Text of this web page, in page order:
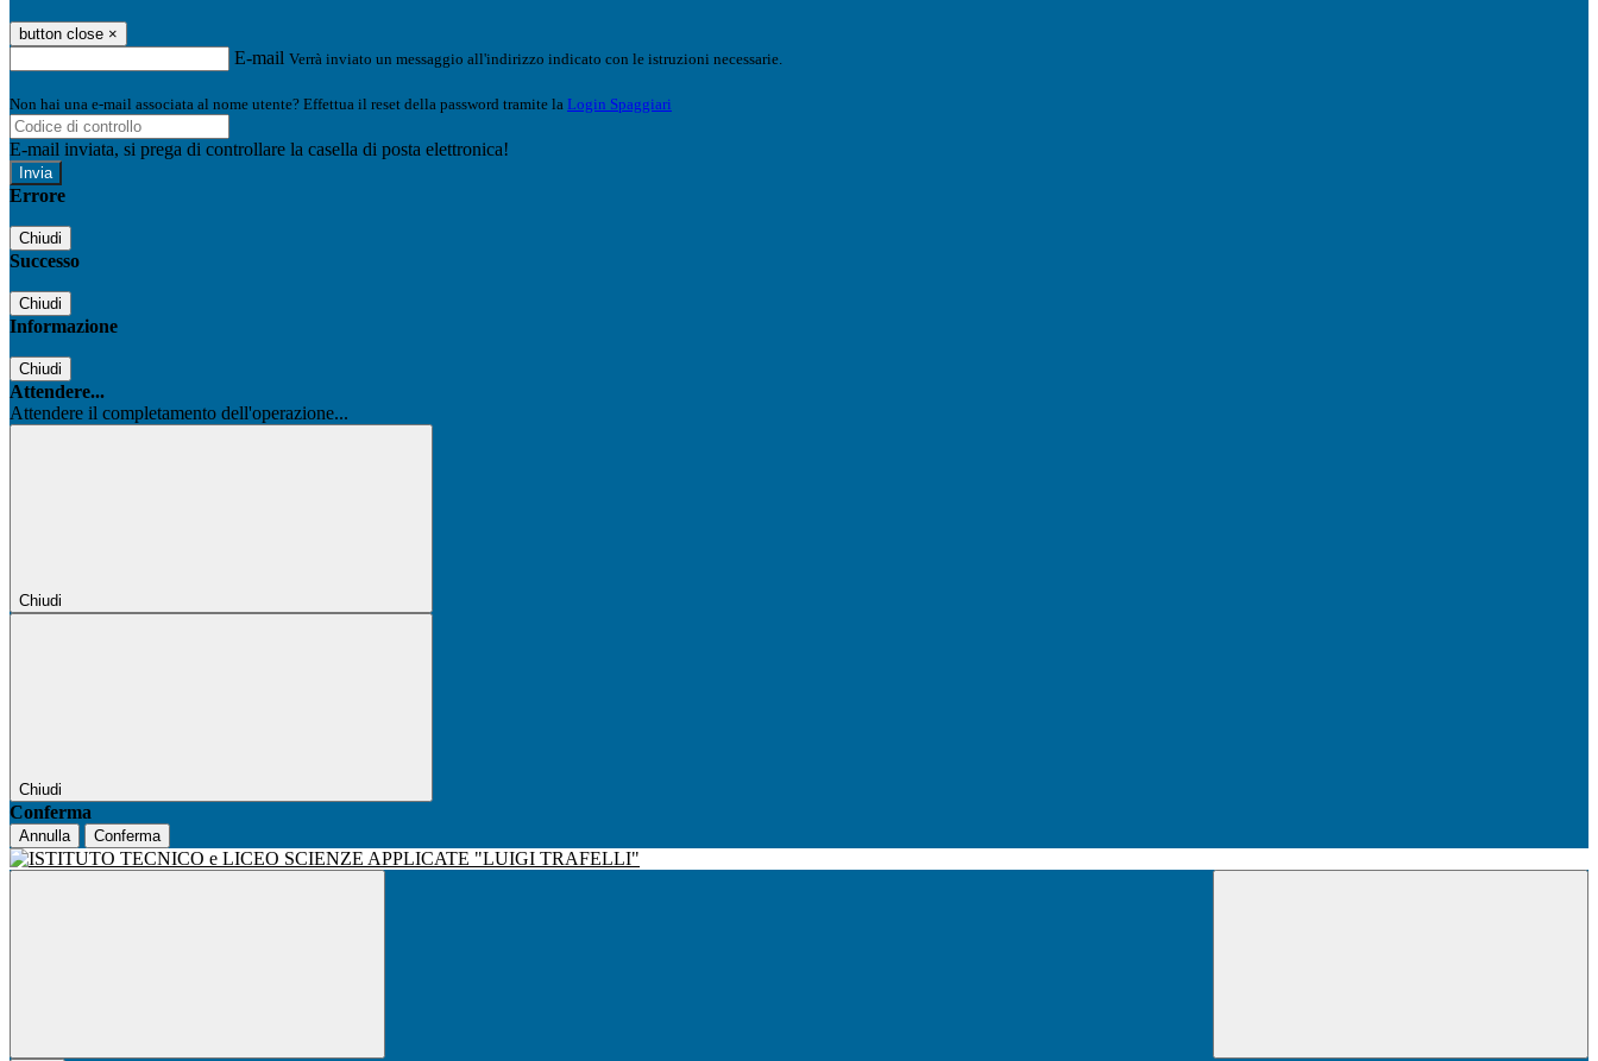
button close ×
E-mail Verrà inviato un messaggio all'indirizzo indicato con le istruzioni necessarie.
Non hai una e-mail associata al nome utente? Effettua il reset della password tramite la Login Spaggiari
E-mail inviata, si prega di controllare la casella di posta elettronica!
Errore
Chiudi
Successo
Chiudi
Informazione
Chiudi
Attendere...
Attendere il completamento dell'operazione...
Chiudi
Chiudi
Conferma
Annulla Conferma